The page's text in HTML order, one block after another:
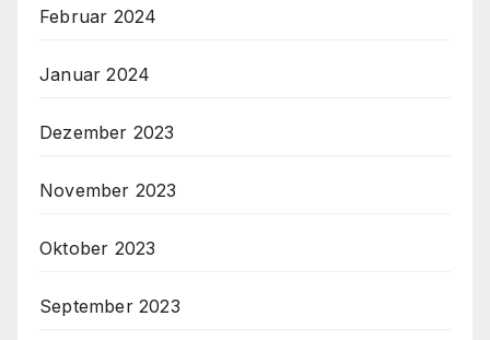
Februar 2024
Januar 2024
Dezember 2023
November 2023
Oktober 2023
September 2023